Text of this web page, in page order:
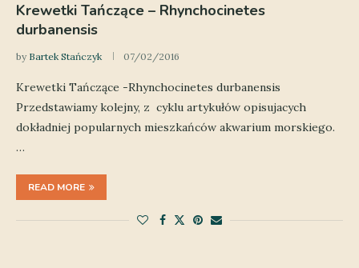
Krewetki Tańczące – Rhynchocinetes
durbanensis
by Bartek Stańczyk 07/02/2016
Krewetki Tańczące -Rhynchocinetes durbanensis
Przedstawiamy kolejny, z cyklu artykułów opisujacych
dokładniej popularnych mieszkańców akwarium morskiego.
…
READ MORE